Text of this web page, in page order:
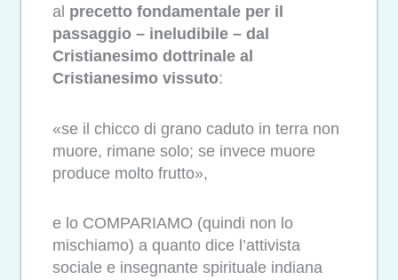
al precetto fondamentale per il
passaggio – ineludibile – dal
Cristianesimo dottrinale al
Cristianesimo vissuto:
«se il chicco di grano caduto in terra non
muore, rimane solo; se invece muore
produce molto frutto»,
e lo COMPARIAMO (quindi non lo
mischiamo) a quanto dice l’attivista
sociale e insegnante spirituale indiana